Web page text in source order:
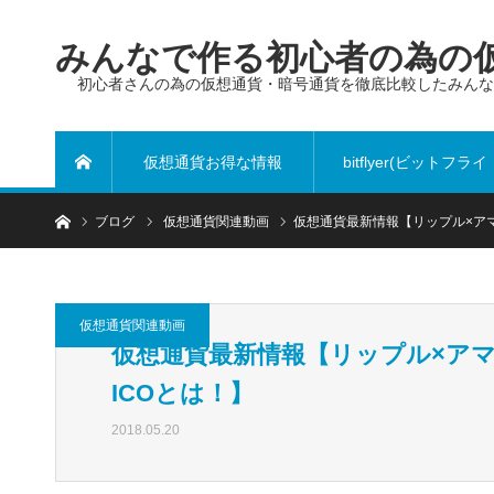
みんなで作る初心者の為の
初心者さんの為の仮想通貨・暗号通貨を徹底比較したみん
仮想通貨お得な情報 bitflyer(ビットフライ
ヤー)
ホームブログ 仮想通貨関連動画 仮想通貨最新情報【リップル×
仮想通貨関連動画
仮想通貨最新情報【リップル×ア
ICOとは！】
2018.05.20